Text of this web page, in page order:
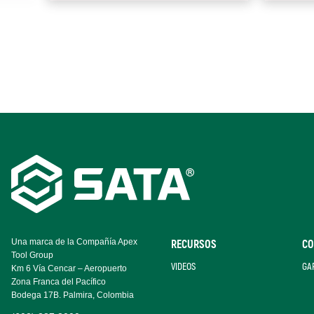
Footer
Navigation
Una marca de la Compañía Apex
Tool Group
Km 6 Vía Cencar – Aeropuerto
Zona Franca del Pacífico
Bodega 17B. Palmira, Colombia
RECURSOS
VIDEOS